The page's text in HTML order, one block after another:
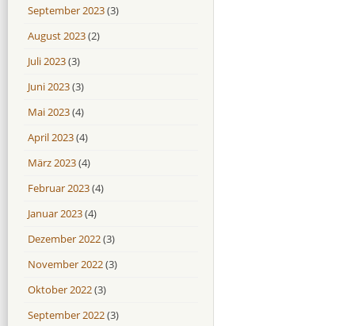
September 2023(3)
August 2023(2)
Juli 2023(3)
Juni 2023(3)
Mai 2023(4)
April 2023(4)
März 2023(4)
Februar 2023(4)
Januar 2023(4)
Dezember 2022(3)
November 2022(3)
Oktober 2022(3)
September 2022(3)